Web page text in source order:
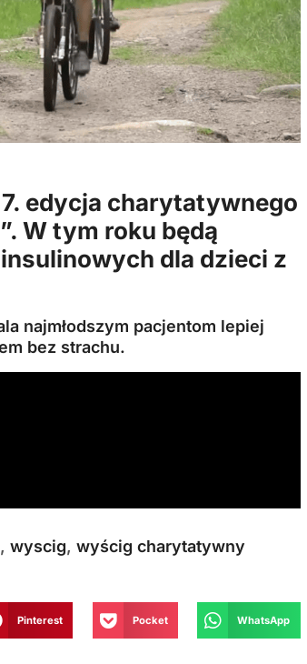
edycja charytatywnego
W tym roku będą
dla dzieci z
najmłodszym pacjentom lepiej
bez strachu.
, wyscig, wyścig charytatywny
Pinterest Pocket WhatsApp